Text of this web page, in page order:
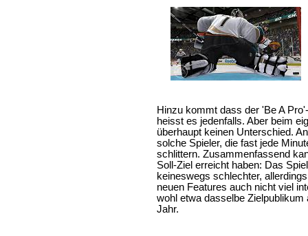
Hinzu kommt dass der 'Be A
heisst es jedenfalls. Aber beim
überhaupt keinen Unterschied.
solche Spieler, die fast jede
schlittern. Zusammenfassend
Soll-Ziel erreicht haben: Das
keineswegs schlechter,
neuen Features auch nicht viel
wohl etwa dasselbe
Jahr.